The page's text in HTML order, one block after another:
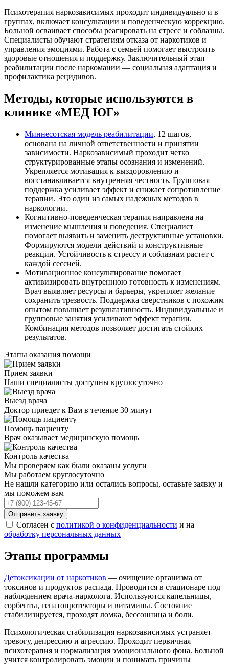
Психотерапия наркозависимых проходит индивидуально и в
группах, включает консультации и поведенческую коррекцию.
Больной осваивает способы реагировать на стресс и соблазны.
Специалисты обучают стратегиям отказа от наркотиков и
управления эмоциями. Работа с семьей помогает выстроить
здоровые отношения и поддержку. Заключительный этап
реабилитации после наркомании — социальная адаптация и
профилактика рецидивов.
Методы, которые используются в
клинике «МЕД ЮГ»
Миннесотская модель реабилитации, 12 шагов,
основана на личной ответственности и принятии
зависимости. Наркозависимый проходит четко
структурированные этапы осознания и изменений.
Укрепляется мотивация к выздоровлению и
восстанавливается внутренняя честность. Групповая
поддержка усиливает эффект и снижает сопротивление
терапии. Это один из самых надежных методов в
наркологии.
Когнитивно-поведенческая терапия направлена на
изменение мышления и поведения. Специалист
помогает выявить и заменить деструктивные установки.
Формируются модели действий и конструктивные
реакции. Устойчивость к стрессу и соблазнам растет с
каждой сессией.
Мотивационное консультирование помогает
активизировать внутреннюю готовность к изменениям.
Врач выявляет ресурсы и барьеры, укрепляет желание
сохранить трезвость. Поддержка сверстников с похожим
опытом повышает результативность. Индивидуальные и
групповые занятия усиливают эффект терапии.
Комбинация методов позволяет достигать стойких
результатов.
Этапы оказания помощи
Прием заявки
Наши специалисты доступны круглосуточно
Выезд врача
Доктор приедет к Вам в течение 30 минут
Помощь пациенту
Врач оказывает медицинскую помощь
Контроль качества
Мы проверяем как были оказаны услуги
Мы работаем круглосуточно
Не нашли категорию или остались вопросы, оставьте заявку и
мы поможем вам
Отправить заявку
Согласен с политикой о конфиденциальности и на
обработку персональных данных
Этапы программы
Детоксикации от наркотиков — очищение организма от
токсинов и продуктов распада. Проводится в стационаре под
наблюдением врача-нарколога. Используются капельницы,
сорбенты, гепатопротекторы и витамины. Состояние
стабилизируется, проходят ломка, бессонница и боли.
Психологическая стабилизация наркозависимых устраняет
тревогу, депрессию и агрессию. Проходит первичная
психотерапия и нормализация эмоционального фона. Больной
учится контролировать эмоции и понимать причины